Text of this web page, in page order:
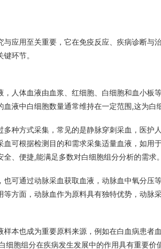
应用至关重要，它在免疫反应、疾病诊断与
环节。
人体血液由血浆、红细胞、白细胞和血小板
液中白细胞数量通常维持在一定范围,这为白
种方式采集，常见的是静脉穿刺采血，医护
可根据检测目的和需求采集适量血液，如用
、便捷,能满足多数对白细胞组分分析的需求。
可通过动脉采血获取血液，动脉血中氧分压
方面，动脉血作为原料具有独特优势，动脉
本也成为重要原料来源，例如在白血病患者
胞组分在疾病发生发展中的作用具有重要价值